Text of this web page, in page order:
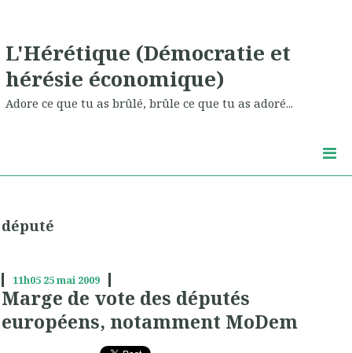
L'Hérétique (Démocratie et
hérésie économique)
Adore ce que tu as brûlé, brûle ce que tu as adoré...
député
11h05 25mai 2009
Marge de vote des députés
européens, notamment MoDem